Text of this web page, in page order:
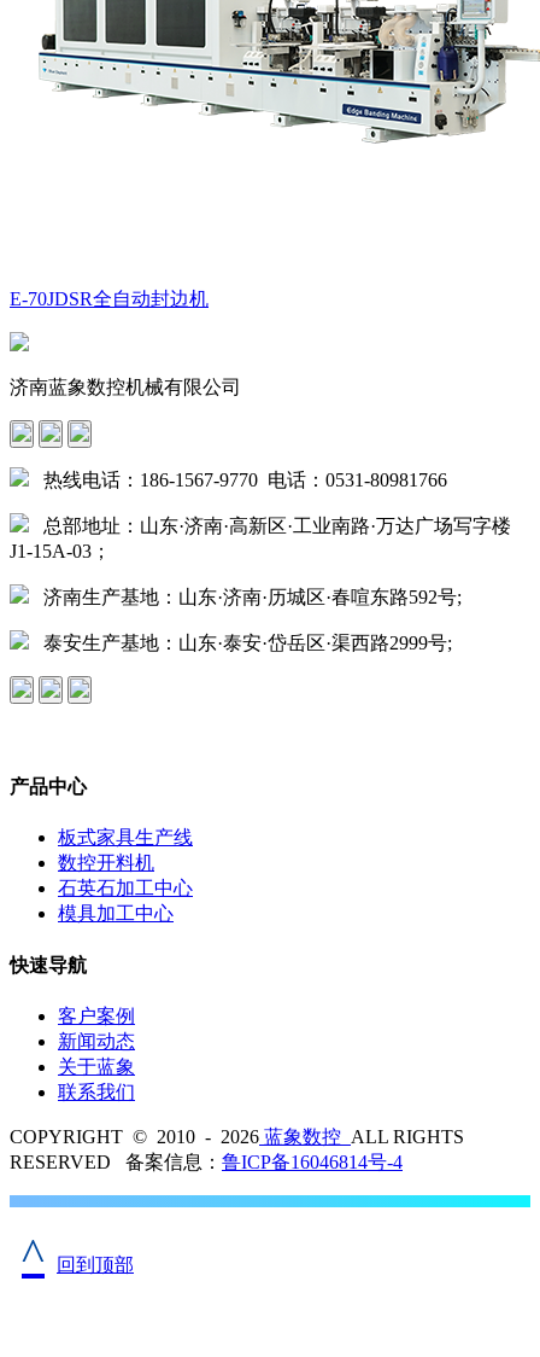
E-70JDSR全自动封边机
济南蓝象数控机械有限公司
热线电话：186-1567-9770 电话：0531-80981766
总部地址：山东·济南·高新区·工业南路·万达广场写字楼
J1-15A-03；
济南生产基地：山东·济南·历城区·春喧东路592号;
泰安生产基地：山东·泰安·岱岳区·渠西路2999号;
产品中心
板式家具生产线
数控开料机
石英石加工中心
模具加工中心
快速导航
客户案例
新闻动态
关于蓝象
联系我们
COPYRIGHT © 2010 - 2026 蓝象数控 ALL RIGHTS
RESERVED 备案信息： 鲁ICP备16046814号-4
^ 回到顶部